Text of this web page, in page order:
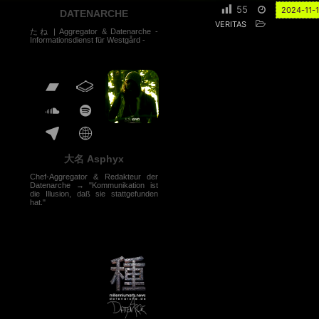
DATENARCHE
たね | Aggregator & Datenarche -
Informationsdienst für Westgård -
大名 Asphyx
Chef-Aggregator & Redakteur der
Datenarche → "Kommunikation ist
die Illusion, daß sie stattgefunden
hat."
55 2024-11-
VERITAS